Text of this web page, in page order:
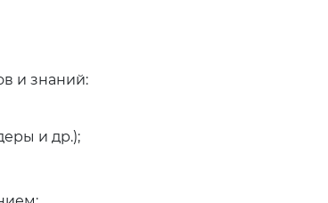
и знаний:
и др.);